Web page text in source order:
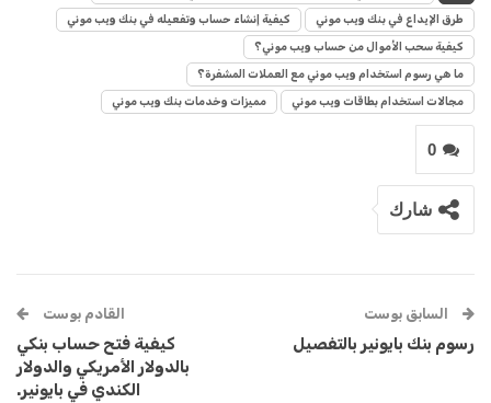
طرق الإيداع في بنك ويب موني كيفية إنشاء حساب وتفعيله في بنك ويب موني
كيفية سحب الأموال من حساب ويب موني؟
ما هي رسوم استخدام ويب موني مع العملات المشفرة؟
مجالات استخدام بطاقات ويب موني مميزات وخدمات بنك ويب موني
0
شارك
السابق بوست
رسوم بنك بايونير بالتفصيل
القادم بوست
كيفية فتح حساب بنكي
بالدولار الأمريكي والدولار
الكندي في بايونير.